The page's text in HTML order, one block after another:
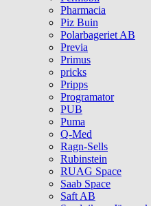
Pharmacia
Piz Buin
Polarbageriet AB
Previa
Primus
pricks
Pripps
Programator
PUB
Puma
Q‑Med
Ragn-Sells
Rubinstein
RUAG Space
Saab Space
Saft AB